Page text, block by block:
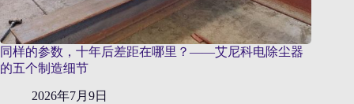
同样的参数，十年后差距在哪里？——艾尼科电除尘器
的五个制造细节
2026年7月9日